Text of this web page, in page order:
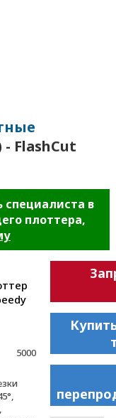
FlashCut
в
плоттера,
5000